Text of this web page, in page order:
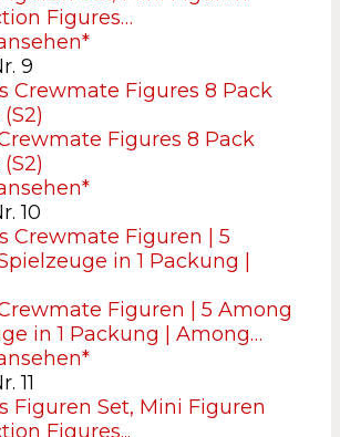
Figures…
9
Figures 8 Pack
10
Figuren | 5 Among
in 1 Packung | Among…
11